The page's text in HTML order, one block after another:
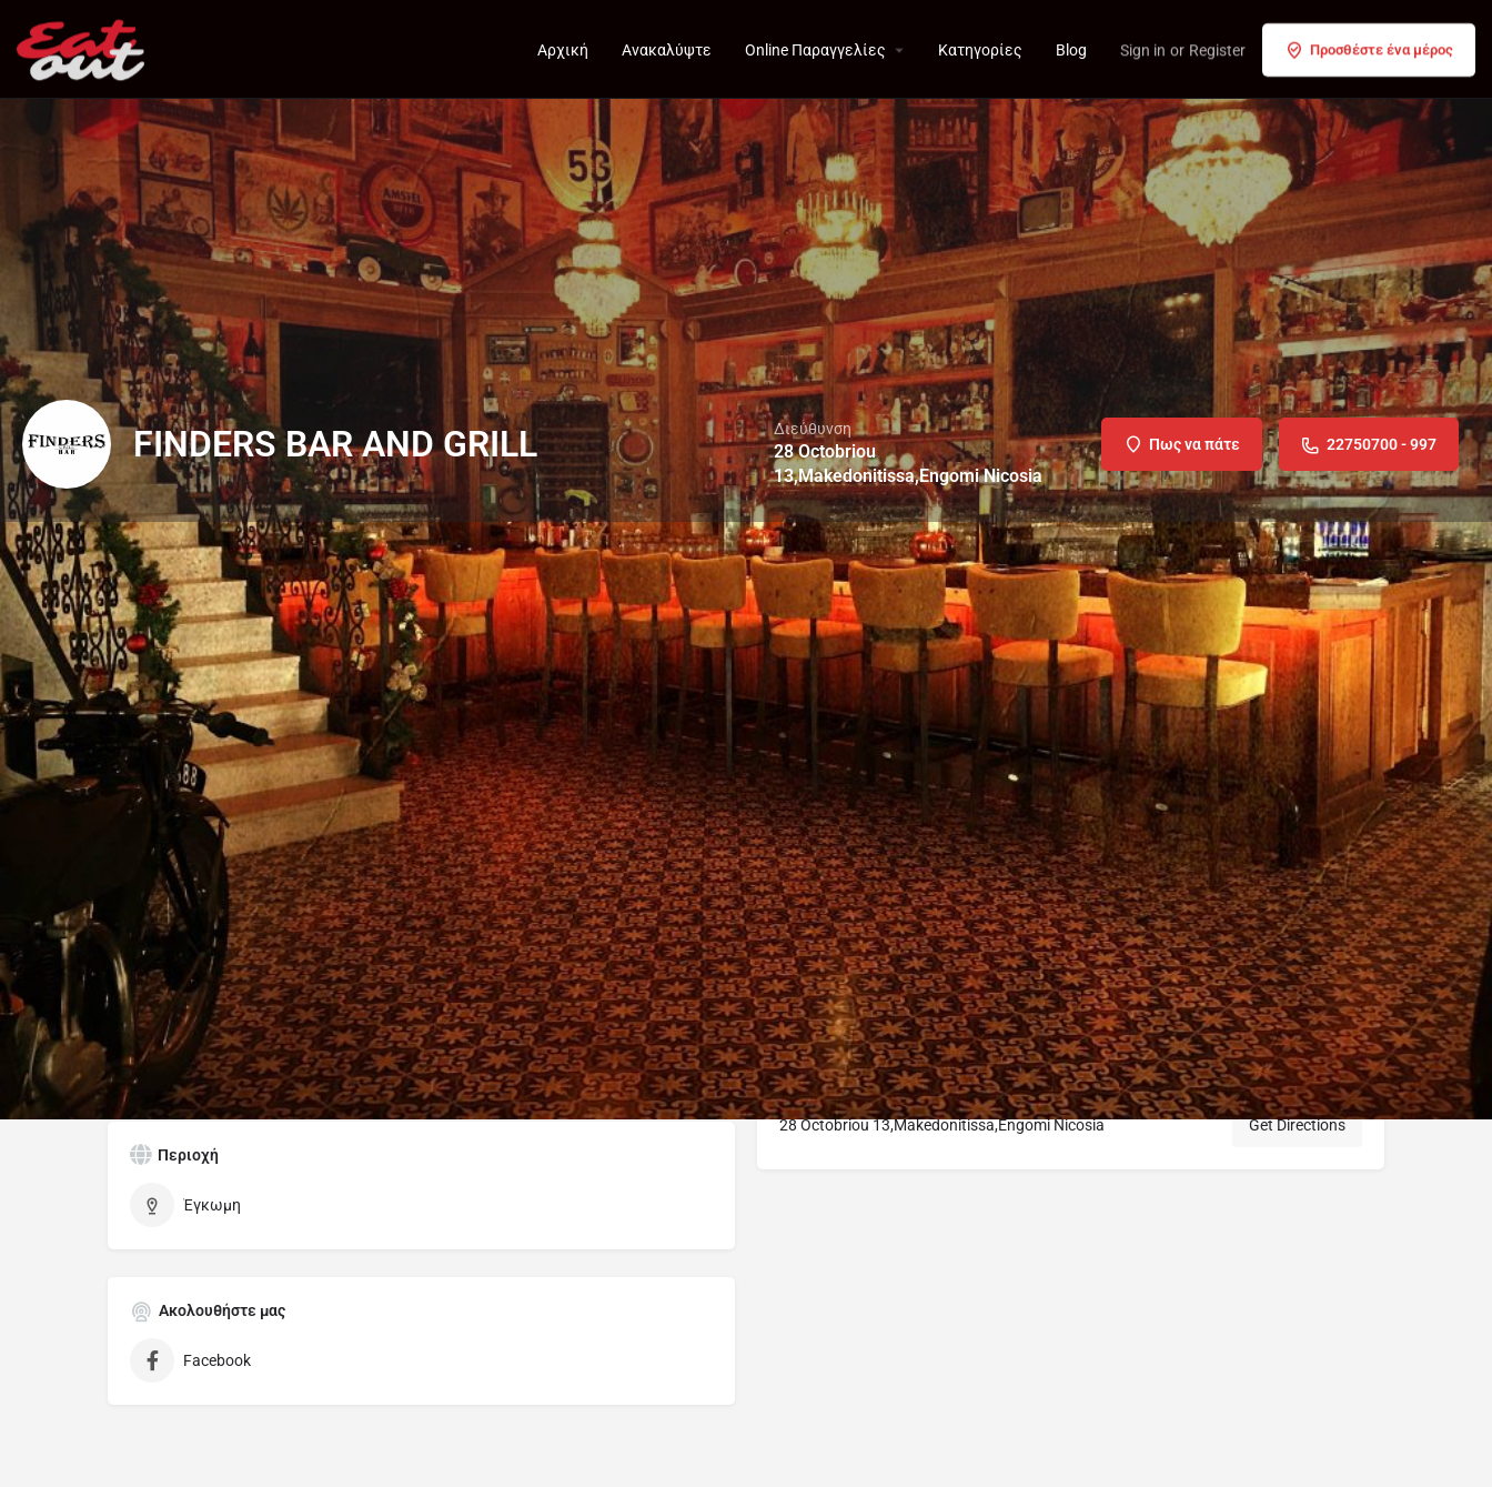
Αρχική Ανακαλύψτε Online Παραγγελίες Κατηγορίες Blog Sign in or Register Προσθέστε ένα μέρος
FINDERS BAR AND GRILL Διεύθυνση
28 Octobriou
13,Makedonitissa,Engomi Nicosia
Πως να πάτε 22750700 - 997
Πληροφορίες Αξιολογήσεις 0
Οδηγίες Κοινοποίηση Κάντε μία αξιολόγηση Διεκδίκηση καταχώρισης
Gallery
Κατηγορίες
Bar Restaurant Cafe Bar
Περιοχή
Έγκωμη
Ακολουθήστε μας
Facebook
Τοποθεσία
28 Octobriou 13,Makedonitissa,Engomi Nicosia Get Directions